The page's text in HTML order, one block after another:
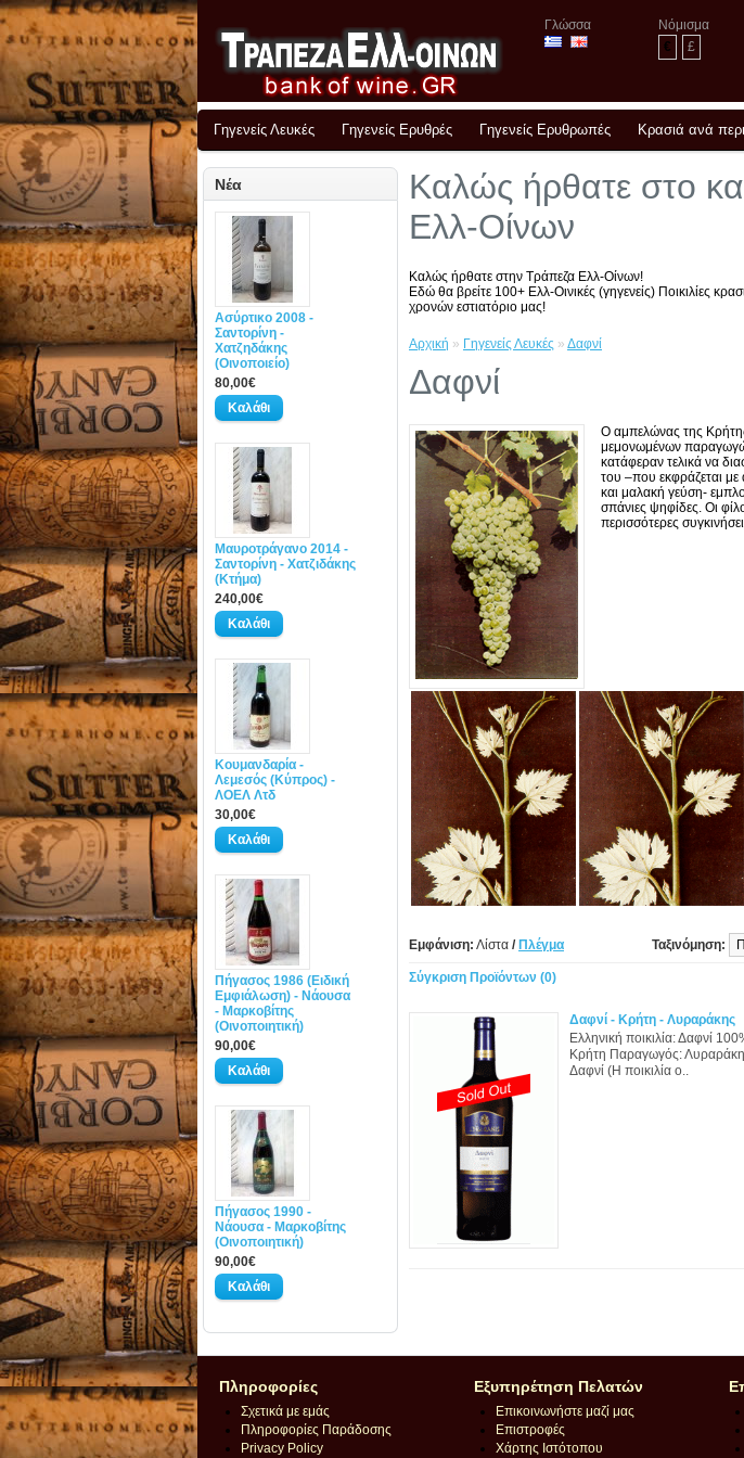
Γλώσσα
Νόμισμα
€
£
Γηγενείς Λευκές Γηγενείς Ερυθρές Γηγενείς Ερυθρωπές Κρασιά ανά
Νέα
Ασύρτικο 2008 -
Σαντορίνη -
Χατζηδάκης
(Οινοποιείο)
80,00€
Μαυροτράγανο 2014 -
Σαντορίνη - Χατζιδάκης
(Κτήμα)
240,00€
Κουμανδαρία -
Λεμεσός (Κύπρος) -
ΛΟΕΛ Λτδ
30,00€
Πήγασος 1986 (Ειδική
Εμφιάλωση) - Νάουσα
- Μαρκοβίτης
(Οινοποιητική)
90,00€
Πήγασος 1990 -
Νάουσα - Μαρκοβίτης
(Οινοποιητική)
90,00€
Καλώς ήρθατε στο
Ελλ-Οίνων
Καλώς ήρθατε στην Τράπεζα Ελλ-Οίνων!
Εδώ θα βρείτε 100+ Ελλ-Oινικές (γηγενείς) Ποικιλίες
χρονών εστιατόριο μας!
Αρχική » Γηγενείς Λευκές » Δαφνί
Δαφνί
Ο αμπελώνας της
μεμονωμένων
κατάφεραν τελικά να
του –που εκφράζεται
και μαλακή γεύση-
σπάνιες ψηφίδες. Οι
περισσότερες
Εμφάνιση: Λίστα / Πλέγμα Ταξινόμηση:
Σύγκριση Προϊόντων (0)
Δαφνί - Κρήτη - Λυραράκης
Ελληνική ποικιλία: Δαφνί
Κρήτη Παραγωγός:
Δαφνί (Η ποικιλία ο..
Πληροφορίες
Σχετικά με εμάς
Πληροφορίες Παράδοσης
Privacy Policy
Εξυπηρέτηση Πελατών
Επικοινωνήστε μαζί μας
Επιστροφές
Χάρτης Ιστότοπου